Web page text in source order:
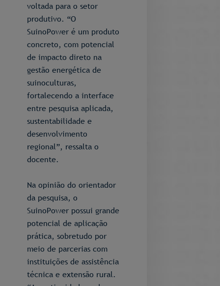
voltada para o setor
produtivo. “O
SuinoPower é um produto
concreto, com potencial
de impacto direto na
gestão energética de
suinoculturas,
fortalecendo a interface
entre pesquisa aplicada,
sustentabilidade e
desenvolvimento
regional”, ressalta o
docente.
Na opinião do orientador
da pesquisa, o
SuinoPower possui grande
potencial de aplicação
prática, sobretudo por
meio de parcerias com
instituições de assistência
técnica e extensão rural.